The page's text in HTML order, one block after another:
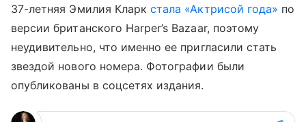
37-летняя Эмилия Кларкстала «Актрисой года» по
версии британского Harper’s Bazaar, поэтому
неудивительно, что именно ее пригласили стать
звездой нового номера. Фотографии были
опубликованы в соцсетях издания.